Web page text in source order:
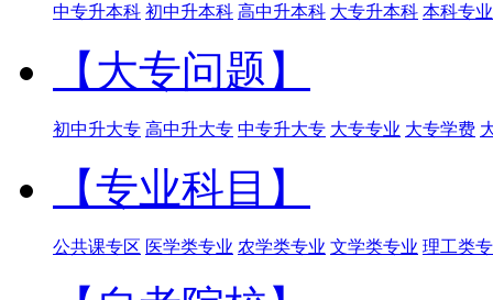
中专升本科 初中升本科 高中升本科 大专升本科 本科专业
【大专问题】
初中升大专 高中升大专 中专升大专 大专专业 大专学费
【专业科目】
公共课专区 医学类专业 农学类专业 文学类专业 理工类